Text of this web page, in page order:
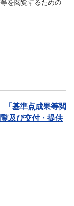
を閲覧するための
「基準点成果等閲
及び交付・提供